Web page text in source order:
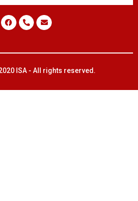
ISA - All rights reserved.